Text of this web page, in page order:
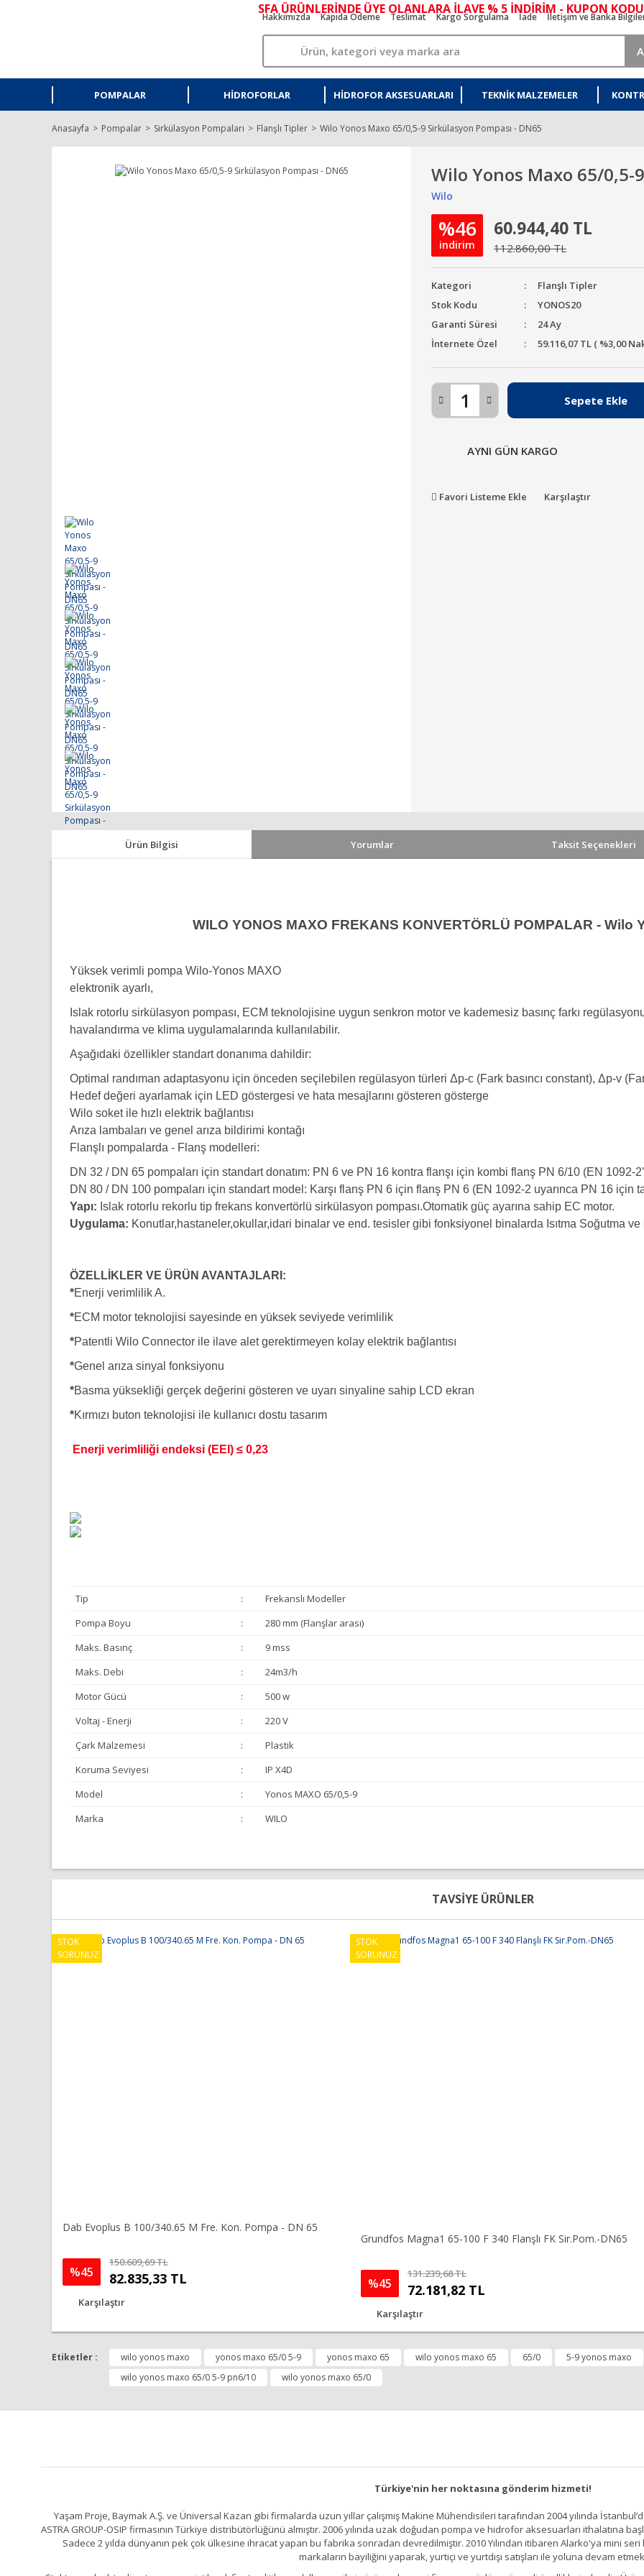
Hakkımızda Kapıda Ödeme Teslimat Kargo Sorgulama İade İletişim ve Banka
POMPALAR HIDROFORLAR HIDROFOR AKSESUARLARI TEKNIK MALZEMELER
Anasayfa Pompalar Sirkülasyon Pompaları Flanşlı Tipler Wilo Yonos Maxo 65/0,5-9 Sirkülasyon Pompası - DN65
Wilo Yonos Maxo 65/0,5-
Wilo
%46
indirim
60.944,40 TL
112.860,00 TL
Kategori
Flanşlı Tipler
Stok Kodu
YONOS20
Garanti Süresi
24 Ay
İnternete Özel
59.116,07 TL ( %3,00
Sepete Ekle
AYNI GÜN KARGO
Favori Listeme Ekle Karşılaştır
Ürün Bilgisi Yorumlar Taksit Seçenekleri
WILO YONOS MAXO FREKANS KONVERTÖRLÜ POMPALAR - Wilo
Yüksek verimli pompa Wilo-Yonos MAXO
elektronik ayarlı,
Islak rotorlu sirkülasyon pompası, ECM teknolojisine uygun senkron motor ve kademesiz basınç farkı
havalandırma ve klima uygulamalarında kullanılabilir.
Aşağıdaki özellikler standart donanıma dahildir:
Optimal randıman adaptasyonu için önceden seçilebilen regülasyon türleri Δp-c (Fark basıncı constant), Δp-v
Hedef değeri ayarlamak için LED göstergesi ve hata mesajlarını gösteren gösterge
Wilo soket ile hızlı elektrik bağlantısı
Arıza lambaları ve genel arıza bildirimi kontağı
Flanşlı pompalarda - Flanş modelleri:
DN 32 / DN 65 pompaları için standart donatım: PN 6 ve PN 16 kontra flanşı için kombi flanş PN 6/10 (EN 1092-
DN 80 / DN 100 pompaları için standart model: Karşı flanş PN 6 için flanş PN 6 (EN 1092-2 uyarınca PN 16 için
Yapı: Islak rotorlu rekorlu tip frekans konvertörlü sirkülasyon pompası.Otomatik güç ayarına sahip EC motor.
Uygulama: Konutlar,hastaneler,okullar,idari binalar ve end. tesisler gibi fonksiyonel binalarda Isıtma Soğutma
ÖZELLİKLER VE ÜRÜN AVANTAJLARI:
*Enerji verimlilik A.
*ECM motor teknolojisi sayesinde en yüksek seviyede verimlilik
*Patentli Wilo Connector ile ilave alet gerektirmeyen kolay elektrik bağlantısı
*Genel arıza sinyal fonksiyonu
*Basma yüksekliği gerçek değerini gösteren ve uyarı sinyaline sahip LCD ekran
*Kırmızı buton teknolojisi ile kullanıcı dostu tasarım
Enerji verimliliği endeksi (EEI) ≤ 0,23
Tip :
Frekanslı Modeller
Pompa Boyu
:
280 mm (Flanşlar arası)
Maks. Basınç
:
9 mss
Maks. Debi
:
24m3/h
Motor Gücü
:
500 w
Voltaj - Enerji
:
220 V
Çark Malzemesi
:
Plastik
Koruma Seviyesi
:
IP X4D
Model
:
Yonos MAXO 65/0,5-9
Marka
: WILO
Bu ürünün fiyat bilgisi, resim, ürün açıklamalarında ve diğer konularda yetersiz gördüğünüz noktaları öneri formunu kullanarak
Görüş ve önerileriniz için teşekkür ederiz.
Ürün resmi kalitesiz, bozuk veya görüntülenemiyor.
Ürün açıklamasında eksik bilgiler bulunuyor.
Ürün bilgilerinde hatalar bulunuyor.
TAVSİYE ÜRÜNLER
STOK
SORUNUZ
Dab Evoplus B 100/340.65 M Fre. Kon. Pompa - DN 65
%45
150.609,69 TL
82.835,33 TL
Karşılaştır
STOK
SORUNUZ
Grundfos Magna1 65-100 F 340 Flanşlı FK Sir.Pom.-DN65
%45
131.239,68 TL
72.181,82 TL
Karşılaştır
Etiketler : wilo yonos maxo yonos maxo 65/0 5-9 yonos maxo 65 wilo yonos maxo 65 65/0 5-9 yonos maxo
wilo yonos maxo 65/0 5-9 pn6/10
wilo yonos maxo 65/0
Türkiye'nin her noktasına gönderim hizmeti!
Yaşam Proje, Baymak A.Ş. ve Üniversal Kazan gibi firmalarda uzun yıllar çalışmış Makine Mühendisileri tarafından 2004 yılında
ASTRA GROUP-OSIP firmasının Türkiye distribütörlüğünü almıştır. 2006 yılında uzak doğudan pompa ve hidrofor aksesuarları ithalatına
Sadece 2 yılda dünyanın pek çok ülkesine ihracat yapan bu fabrika sonradan devredilmiştir. 2010 Yılından itibaren Alarko'ya mini
markaların bayiliğini yaparak, yurtiçi ve yurtdışı satışları ile yoluna devam
SFA ÜRÜNLERİNDE ÜYE OLANLARA İLAVE % 5 İNDİRİM - KUPON